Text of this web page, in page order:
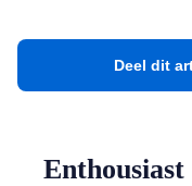
Deel dit